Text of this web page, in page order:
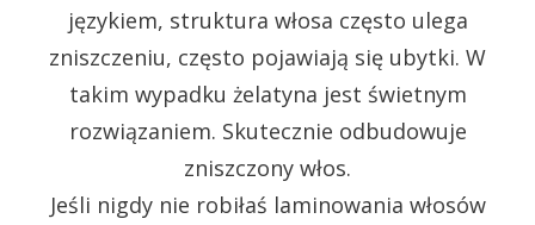
językiem, struktura włosa często ulega
zniszczeniu, często pojawiają się ubytki. W
takim wypadku żelatyna jest świetnym
rozwiązaniem. Skutecznie odbudowuje
zniszczony włos.
Jeśli nigdy nie robiłaś laminowania włosów